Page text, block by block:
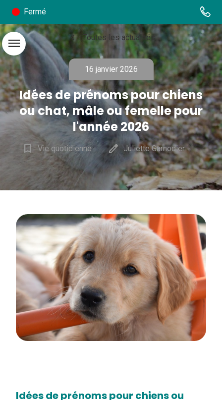
Fermé
menu chevron_left Toutes les actualités
16 janvier 2026
Idées de prénoms pour chiens
ou chat, mâle ou femelle pour
l'année 2026
bookmark_border Vie quotidienne edit Juliette Garnodier
Idées de prénoms pour chiens ou